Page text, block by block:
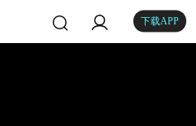
下载APP